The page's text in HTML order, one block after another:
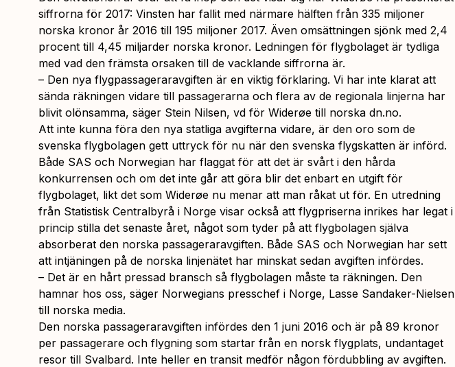
siffrorna för 2017: Vinsten har fallit med närmare hälften från 335 miljoner
norska kronor år 2016 till 195 miljoner 2017. Även omsättningen sjönk med 2,4
procent till 4,45 miljarder norska kronor. Ledningen för flygbolaget är tydliga
med vad den främsta orsaken till de vacklande siffrorna är.
– Den nya flygpassageraravgiften är en viktig förklaring. Vi har inte klarat att
sända räkningen vidare till passagerarna och flera av de regionala linjerna har
blivit olönsamma, säger Stein Nilsen, vd för Widerøe till norska dn.no.
Att inte kunna föra den nya statliga avgifterna vidare, är den oro som de
svenska flygbolagen gett uttryck för nu när den svenska flygskatten är införd.
Både SAS och Norwegian har flaggat för att det är svårt i den hårda
konkurrensen och om det inte går att göra blir det enbart en utgift för
flygbolaget, likt det som Widerøe nu menar att man råkat ut för. En utredning
från Statistisk Centralbyrå i Norge visar också att flygpriserna inrikes har legat i
princip stilla det senaste året, något som tyder på att flygbolagen själva
absorberat den norska passageraravgiften. Både SAS och Norwegian har sett
att intjäningen på de norska linjenätet har minskat sedan avgiften infördes.
– Det är en hårt pressad bransch så flygbolagen måste ta räkningen. Den
hamnar hos oss, säger Norwegians presschef i Norge, Lasse Sandaker-Nielsen
till norska media.
Den norska passageraravgiften infördes den 1 juni 2016 och är på 89 kronor
per passagerare och flygning som startar från en norsk flygplats, undantaget
resor till Svalbard. Inte heller en transit medför någon fördubbling av avgiften.